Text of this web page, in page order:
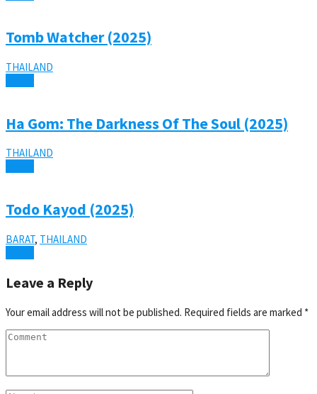
Tomb Watcher (2025)
THAILAND
Ha Gom: The Darkness Of The Soul (2025)
THAILAND
Todo Kayod (2025)
BARAT, THAILAND
Leave a Reply
Your email address will not be published. Required fields are marked *